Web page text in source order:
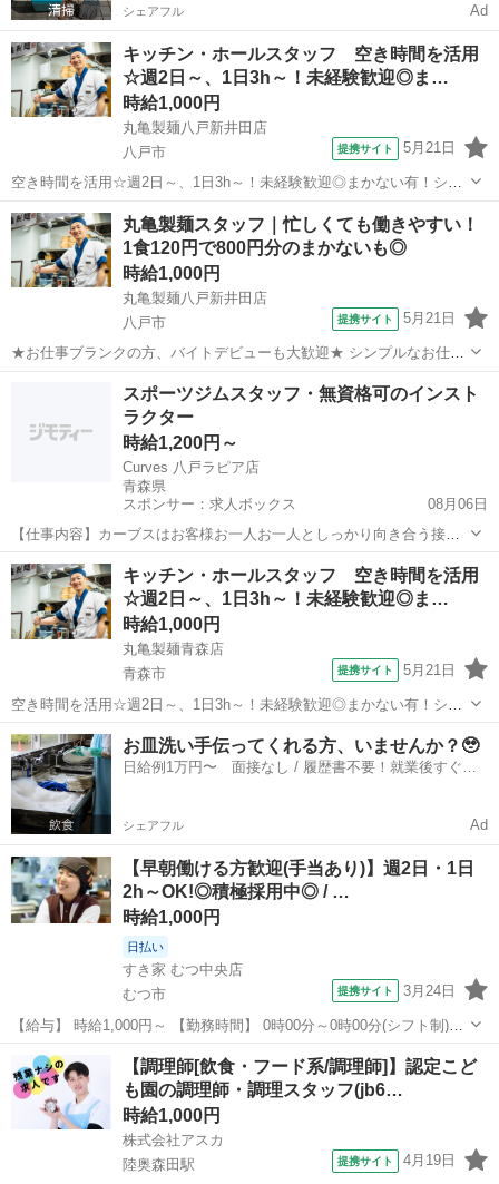
シェアフル Ad
キッチン・ホールスタッフ 空き時間を活用
☆週2日～、1日3h～！未経験歓迎◎ま…
時給1,000円
丸亀製麺八戸新井田店
八戸市
提携サイト 5月21日
空き時間を活用☆週2日～、1日3h～！未経験歓迎◎まかない有！シフ
トは1週間毎♪ シフトの融通が利くので、働きやすさ抜群！ 「お迎えの
14時まで」「夕飯準備の17時まで」 「学校帰りに夕方から」「夜の短
時間で」など、 まず...
青森 八戸市 レストラン
丸亀製麺スタッフ｜忙しくても働きやすい！
1食120円で800円分のまかないも◎
時給1,000円
丸亀製麺八戸新井田店
八戸市
提携サイト 5月21日
★お仕事ブランクの方、バイトデビューも大歓迎★ シンプルなお仕事
がほとんど◎ ・業務は細かく分けて分担／一つ一つの仕事が効率よく
できる仕組み ・丁寧な研修としっかりとしたレシピ完備 未経験の方で
も安心できる体制でお待ちしてい...
レストラン
スポーツジムスタッフ・無資格可のインスト
ラクター
時給1,200円～
Curves 八戸ラピア店
青森県
スポンサー：求人ボックス
08月06日
【仕事内容】カーブスはお客様お一人お一人としっかり向き合う接客
が中心のお仕事です。誰でも使えるマシンを使ったかんたん体操サポ
ート、食事などの生活習慣アドバイス、見学にいらっしゃったお客様
の受付、その他、事務作業等を行って頂きます。...
アルバイト・パート
キッチン・ホールスタッフ 空き時間を活用
☆週2日～、1日3h～！未経験歓迎◎ま…
時給1,000円
丸亀製麺青森店
青森市
提携サイト 5月21日
空き時間を活用☆週2日～、1日3h～！未経験歓迎◎まかない有！シフ
トは1週間毎♪ シフトの融通が利くので、働きやすさ抜群！ 「お迎えの
14時まで」「夕飯準備の17時まで」 「学校帰りに夕方から」「夜の短
時間で」など、 まず...
青森 青森市 レストラン
お皿洗い手伝ってくれる方、いませんか？🥹
日給例1万円〜 面接なし / 履歴書不要！就業後すぐに
シェアフル Ad
【早朝働ける方歓迎(手当あり)】週2日・1日
2h～OK!◎積極採用中◎ / …
時給1,000円
日払い
すき家 むつ中央店
むつ市
提携サイト 3月24日
【給与】 時給1,000円～ 【勤務時間】 0時00分～0時00分(シフト制)、
1日2時間 週2日 から応相談 【お仕事内容】 【仕事内容】 ◆すき家ス
タッフ募集◆ 【お仕事内容】 ◎接客 ◎調理 ◎販売 ◎金銭管理 ...
青森 レストラン
【調理師[飲食・フード系/調理師]】認定こど
も園の調理師・調理スタッフ(jb6…
時給1,000円
株式会社アスカ
陸奥森田駅
提携サイト 4月19日